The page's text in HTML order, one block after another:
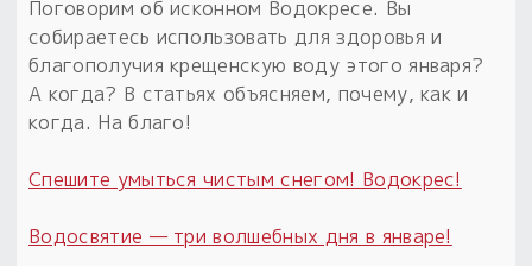
«Резы Рода. Нежиты» и «Резы
Рода.Духи-Хозяева» с колодами
толковники со значениями, раскладами,
толкованиями колод
Узнать
Поговорим об исконном Водокресе. Вы
собираетесь использовать для здоровья и
благополучия крещенскую воду этого января?
А когда? В статьях объясняем, почему, как и
когда. На благо!
Спешите умыться чистым снегом! Водокрес!
Водосвятие — три волшебных дня в январе!